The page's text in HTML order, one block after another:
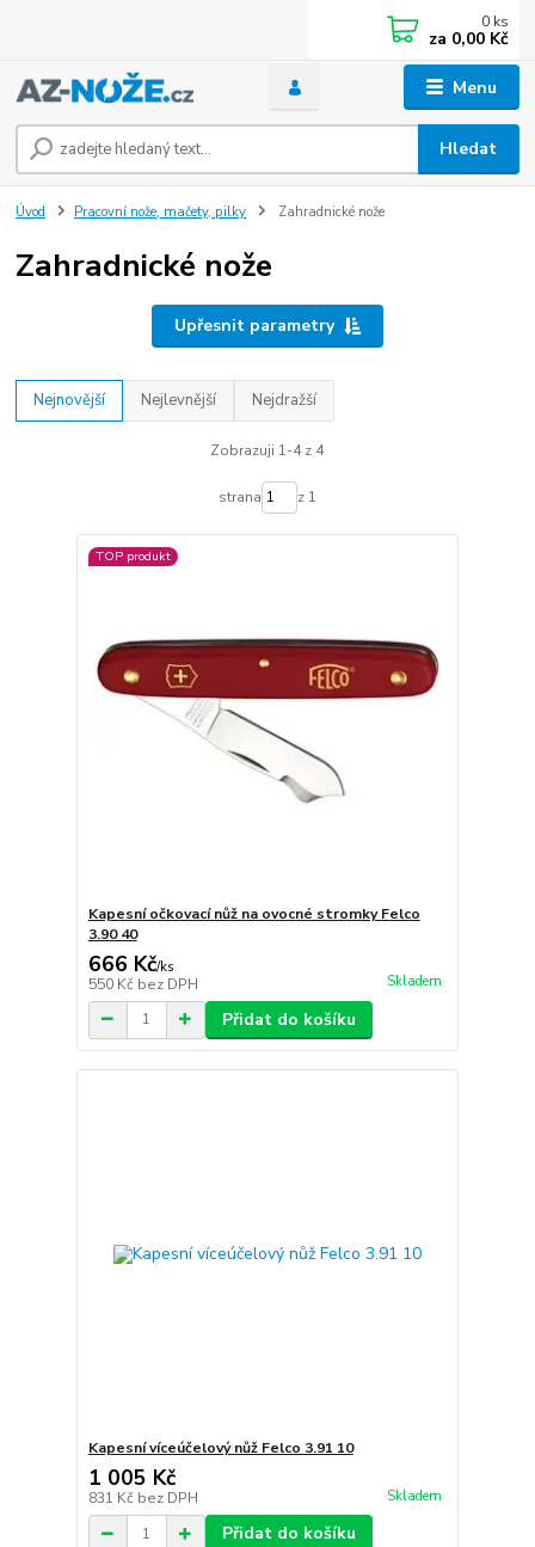
Menu
Hledat
0 ks
za 0,00 Kč
Úvod Pracovní nože, mačety, pilky Zahradnické nože
Zahradnické nože
Upřesnit parametry
Nejnovější Nejlevnější Nejdražší
Zobrazuji 1-4 z 4
strana z 1
TOP produkt
Kapesní očkovací nůž na ovocné stromky Felco
3.90 40
666 Kč/ks
550 Kč bez DPH Skladem
Přidat do košíku
Kapesní víceúčelový nůž Felco 3.91 10
1 005 Kč
831 Kč bez DPH Skladem
Přidat do košíku